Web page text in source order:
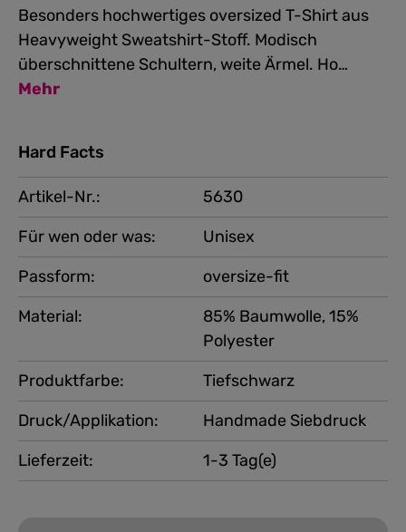
Besonders hochwertiges oversized T-Shirt aus
Heavyweight Sweatshirt-Stoff. Modisch
überschnittene Schultern, weite Ärmel. Ho…
Mehr
Hard Facts
Artikel-Nr.:
5630
Für wen oder was:
Unisex
Produktfarbe:
Tiefschwarz
Druck/Applikation:
Handmade Siebdruck
Passform:
oversize-fit
Material:
85% Baumwolle, 15%
Polyester
Lieferzeit: 1-3 Tag(e)